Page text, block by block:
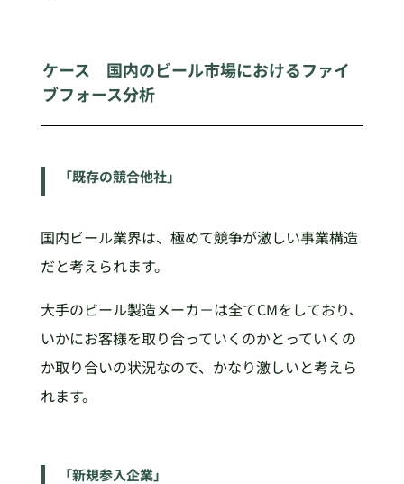
ケース 国内のビール市場におけるファイ
ブフォース分析
「既存の競合他社」
国内ビール業界は、極めて競争が激しい事業構造
だと考えられます。
大手のビール製造メーカ－は全てCMをしており、
いかにお客様を取り合っていくのかとっていくの
か取り合いの状況なので、かなり激しいと考えら
れます。
「新規参入企業」